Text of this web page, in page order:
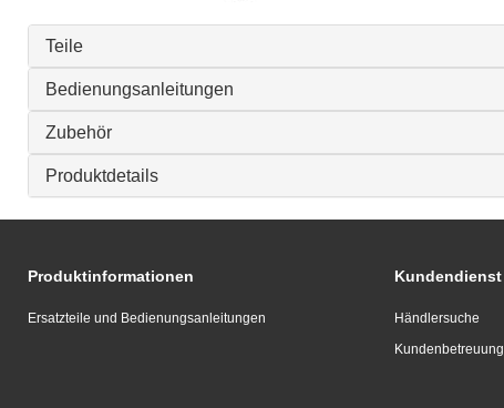
Teile
Bedienungsanleitungen
Zubehör
Produktdetails
Produktinformationen
Ersatzteile und Bedienungsanleitungen
Kundendienst
Händlersuche
Kundenbetreuung